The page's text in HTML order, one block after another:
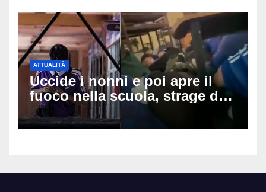
ATTUALITÀ
Uccide i nonni e poi apre il
fuoco nella scuola, strage di
insegnanti: il possibile
movente dietro il massacro in